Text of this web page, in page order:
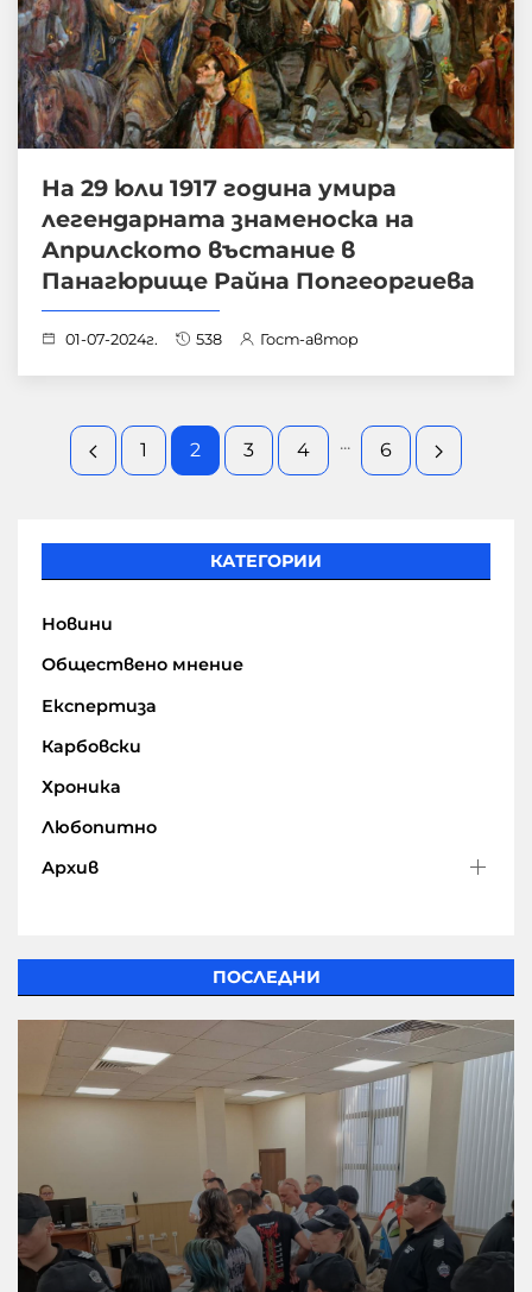
На 29 юли 1917 година умира
легендарната знаменоска на
Априлското въстание в
Панагюрище Райна Попгеоргиева
01-07-2024г. 538 Гост-автор
1 2 3 4 ... 6
КАТЕГОРИИ
Новини
Обществено мнение
Експертиза
Карбовски
Хроника
Любопитно
Архив
ПОСЛЕДНИ